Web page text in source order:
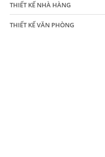
THIẾT KẾ NHÀ HÀNG
THIẾT KẾ VĂN PHÒNG